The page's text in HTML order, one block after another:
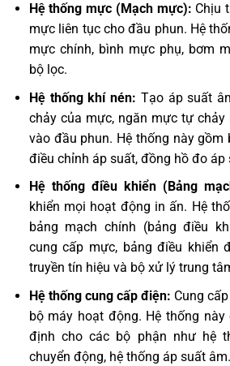
Hệ thống mực (Mạch mực): Chịu
mực liên tục cho đầu phun. Hệ
mực chính, bình mực phụ, bơm
bộ lọc.
Hệ thống khí nén: Tạo áp suất
chảy của mực, ngăn mực tự
vào đầu phun. Hệ thống này gồm
điều chỉnh áp suất, đồng hồ đo áp
Hệ thống điều khiển (Bảng
khiển mọi hoạt động in ấn. Hệ
bảng mạch chính (bảng điều
cung cấp mực, bảng điều khiển
truyền tín hiệu và bộ xử lý trung
Hệ thống cung cấp điện: Cung
bộ máy hoạt động. Hệ thống
định cho các bộ phận như hệ
chuyển động, hệ thống áp suất